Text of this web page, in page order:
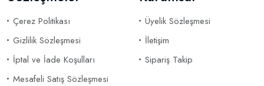
Çerez Politikası
Gizlilik Sözleşmesi
İptal ve İade Koşulları
Mesafeli Satış Sözleşmesi
Üyelik Sözleşmesi
İletişim
Sipariş Takip